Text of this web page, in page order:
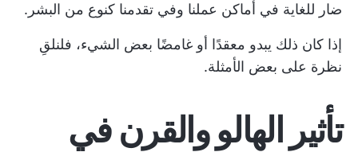
ضار للغاية في أماكن عملنا وفي تقدمنا كنوع من البشر.
إذا كان ذلك يبدو معقدًا أو غامضًا بعض الشيء، فلنلقِ
نظرة على بعض الأمثلة.
تأثير الهالو والقرن في